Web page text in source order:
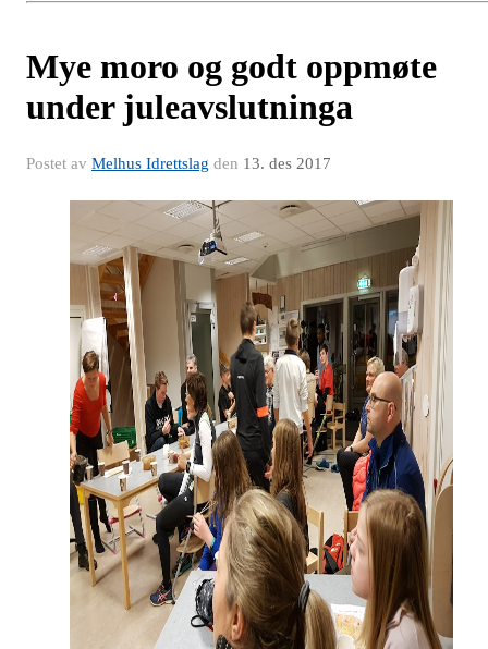
Mye moro og godt oppmøte
under juleavslutninga
Postet av Melhus Idrettslag den 13. des 2017